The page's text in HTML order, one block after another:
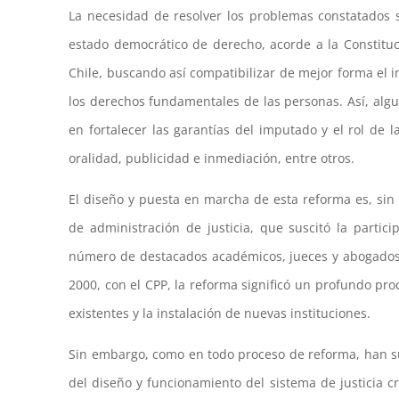
La necesidad de resolver los problemas
estado democrático de derecho, acorde a la
Chile, buscando así compatibilizar de mejor forma el
los derechos fundamentales de las personas. Así,
en fortalecer las garantías del imputado y el rol de
oralidad, publicidad e inmediación, entre otros.
El diseño y puesta en marcha de esta reforma es,
de administración de justicia, que suscitó la
número de destacados académicos, jueces y
2000, con el CPP, la reforma significó un profundo
existentes y la instalación de nuevas instituciones.
Sin embargo, como en todo proceso de reforma, han
del diseño y funcionamiento del sistema de justicia